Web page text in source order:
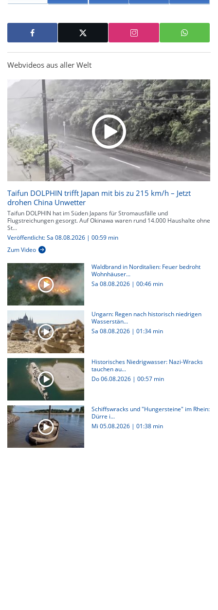
Webvideos aus aller Welt
Taifun DOLPHIN trifft Japan mit bis zu 215 km/h – Jetzt
drohen China Unwetter
Taifun DOLPHIN hat im Süden Japans für Stromausfälle und
Flugstreichungen gesorgt. Auf Okinawa waren rund 14.000 Haushalte ohne
St...
Veröffentlicht: Sa 08.08.2026 | 00:59 min
Zum Video
Waldbrand in Norditalien: Feuer bedroht
Wohnhäuser...
Sa 08.08.2026 | 00:46 min
Ungarn: Regen nach historisch niedrigen
Wasserstän...
Sa 08.08.2026 | 01:34 min
Historisches Niedrigwasser: Nazi-Wracks
tauchen au...
Do 06.08.2026 | 00:57 min
Schiffswracks und "Hungersteine" im Rhein:
Dürre i...
Mi 05.08.2026 | 01:38 min